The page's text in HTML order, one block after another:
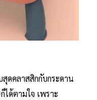
ดคลาสสิกกับกระดาน
ได้ตามใจ เพราะ